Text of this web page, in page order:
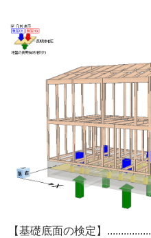
【基礎底面の検定】................